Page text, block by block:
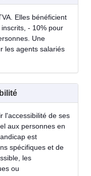
Elles bénéficient
- 10% pour
Une
les agents salariés
l'accessibilité de ses
aux personnes en
est
spécifiques et de
les
ou